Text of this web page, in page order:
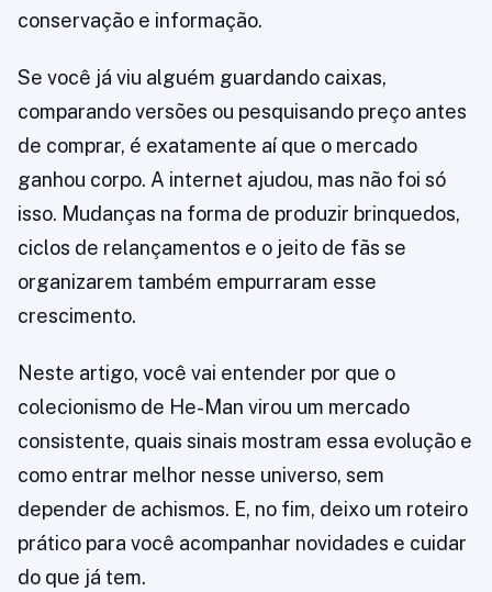
conservação e informação.
Se você já viu alguém guardando caixas,
comparando versões ou pesquisando preço antes
de comprar, é exatamente aí que o mercado
ganhou corpo. A internet ajudou, mas não foi só
isso. Mudanças na forma de produzir brinquedos,
ciclos de relançamentos e o jeito de fãs se
organizarem também empurraram esse
crescimento.
Neste artigo, você vai entender por que o
colecionismo de He-Man virou um mercado
consistente, quais sinais mostram essa evolução e
como entrar melhor nesse universo, sem
depender de achismos. E, no fim, deixo um roteiro
prático para você acompanhar novidades e cuidar
do que já tem.